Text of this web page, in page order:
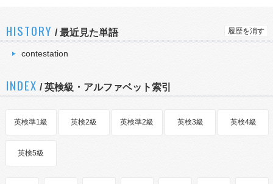
HISTORY /最近見た単語 履歴を消す
contestation
INDEX / 英検級・アルファベット索引
英検準1級 英検2級 英検準2級 英検3級 英検4級
英検5級